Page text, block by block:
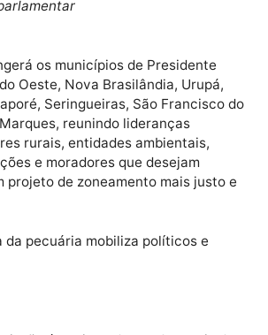
(8), às 19h, o Teatro Municipal de
será palco de mais uma
promovida pela Comissão de Meio
Legislativa de Rondônia.
pelo presidente da Comissão,